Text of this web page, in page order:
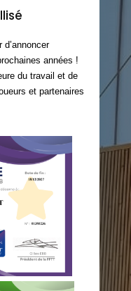
années !
du travail et de
et partenaires